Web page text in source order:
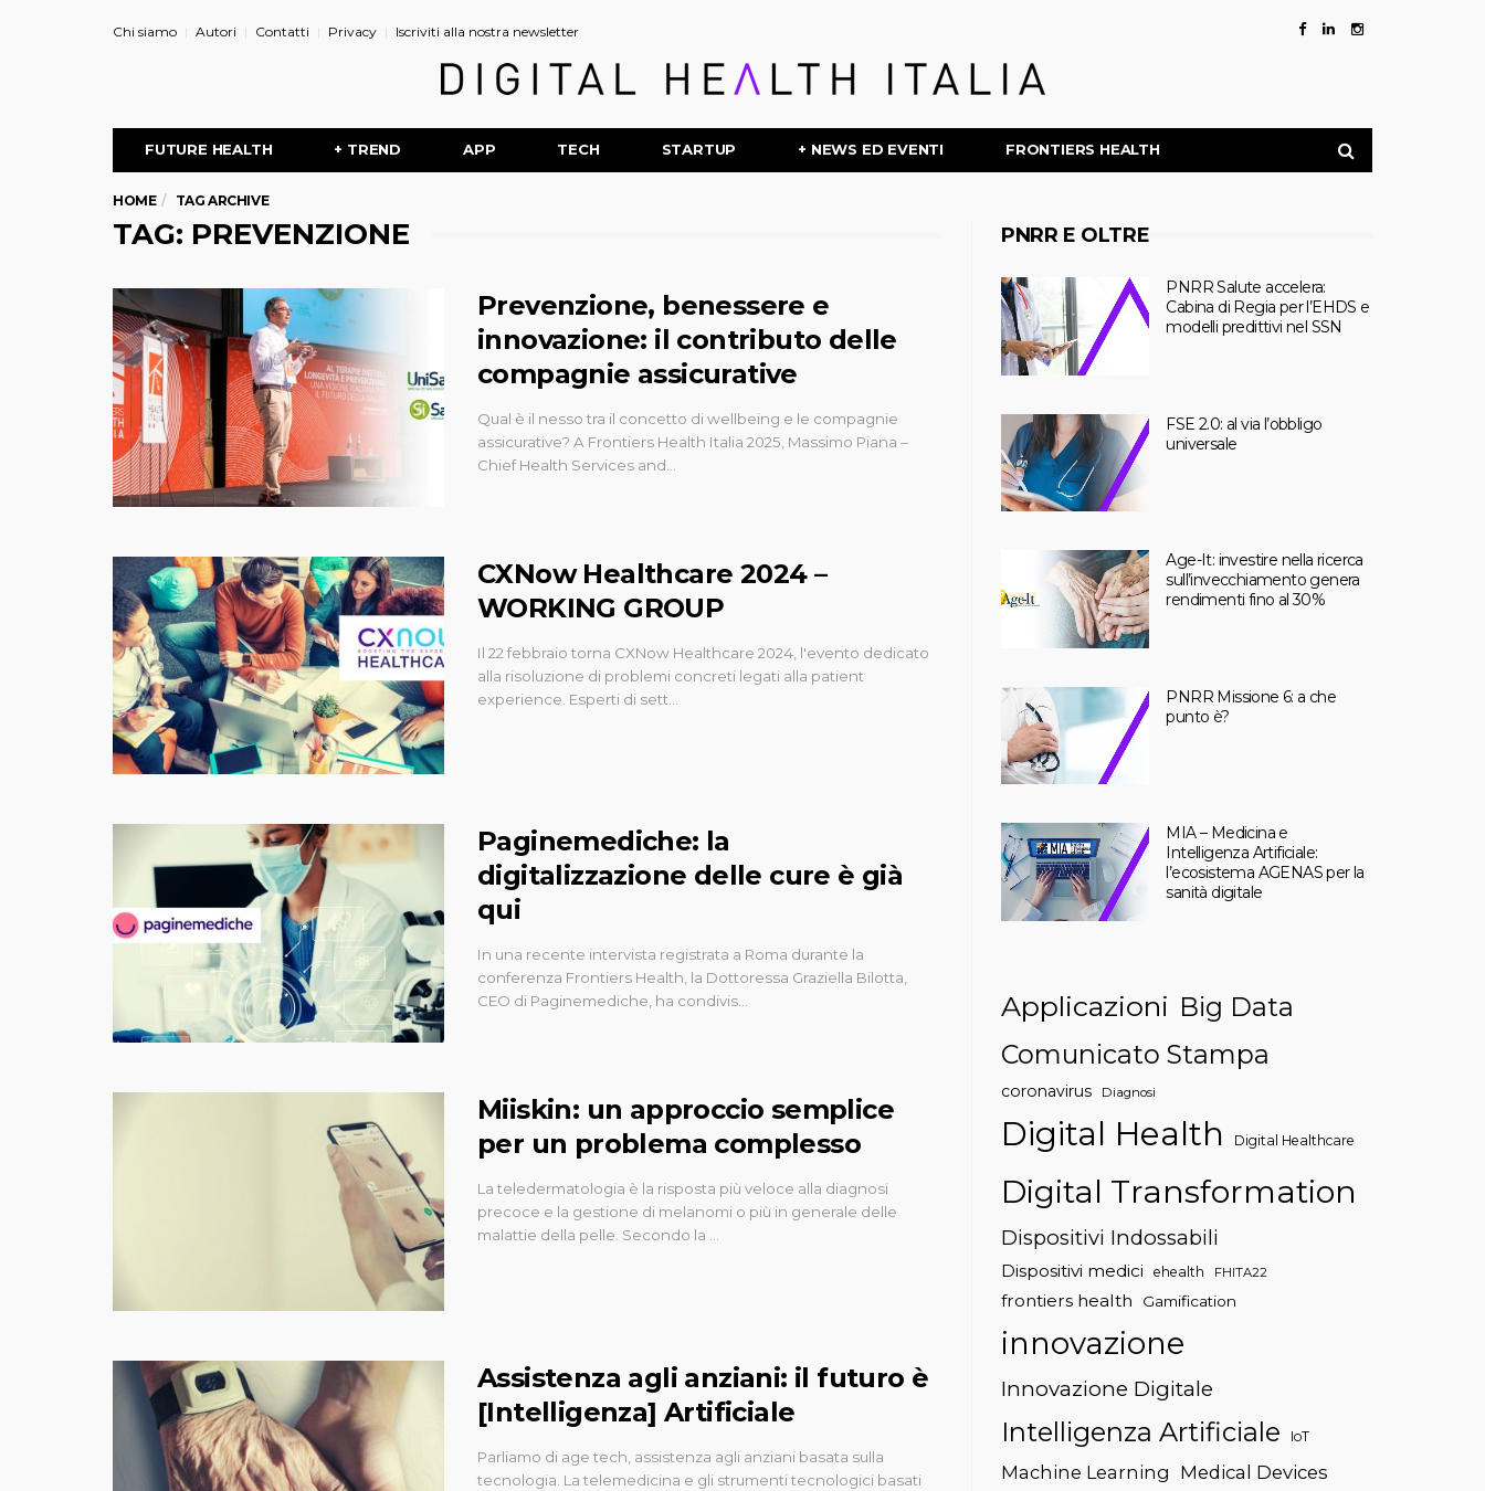
Chi siamo Autori Contatti Privacy Iscriviti alla nostra newsletter
FUTURE HEALTH + TREND APP TECH STARTUP + NEWS ED EVENTI FRONTIERS HEALTH
HOME TAG ARCHIVE
TAG: PREVENZIONE
Prevenzione, benessere e
innovazione: il contributo delle
compagnie assicurative
Qual è il nesso tra il concetto di wellbeing e le compagnie
assicurative? A Frontiers Health Italia 2025, Massimo Piana –
Chief Health Services and…
CXNow Healthcare 2024 –
WORKING GROUP
Il 22 febbraio torna CXNow Healthcare 2024, l'evento dedicato
alla risoluzione di problemi concreti legati alla patient
experience. Esperti di sett…
Paginemediche: la
digitalizzazione delle cure è già
qui
In una recente intervista registrata a Roma durante la
conferenza Frontiers Health, la Dottoressa Graziella Bilotta,
CEO di Paginemediche, ha condivis…
Miiskin: un approccio semplice
per un problema complesso
La teledermatologia è la risposta più veloce alla diagnosi
precoce e la gestione di melanomi o più in generale delle
malattie della pelle. Secondo la …
Assistenza agli anziani: il futuro è
[Intelligenza] Artificiale
Parliamo di age tech, assistenza agli anziani basata sulla
tecnologia. La telemedicina e gli strumenti tecnologici basati
PNRR E OLTRE
PNRR Salute accelera:
Cabina di Regia per l’EHDS e
modelli predittivi nel SSN
FSE 2.0: al via l’obbligo
universale
Age-It: investire nella ricerca
sull’invecchiamento genera
rendimenti fino al 30%
PNRR Missione 6: a che
punto è?
MIA – Medicina e
Intelligenza Artificiale:
l’ecosistema AGENAS per la
sanità digitale
Applicazioni Big Data
Comunicato Stampa
coronavirus Diagnosi
Digital Health Digital Healthcare
Digital Transformation
Dispositivi Indossabili
Dispositivi medici ehealth FHITA22
frontiers health Gamification
innovazione
Innovazione Digitale
Intelligenza Artificiale IoT
Machine Learning Medical Devices